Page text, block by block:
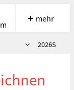
Hilfe
mehr
Semester
2026S